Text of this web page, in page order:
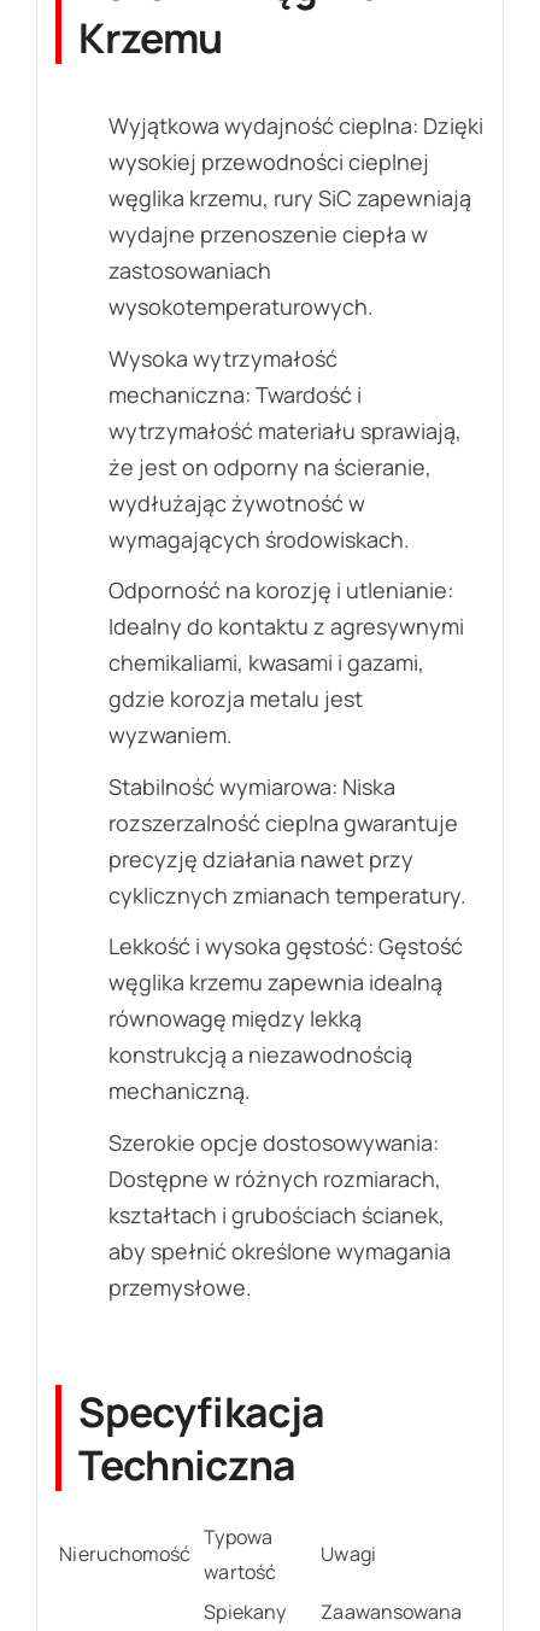
Krzemu
Wyjątkowa wydajność cieplna: Dzięki
wysokiej przewodności cieplnej
węglika krzemu, rury SiC zapewniają
wydajne przenoszenie ciepła w
zastosowaniach
wysokotemperaturowych.
Wysoka wytrzymałość
mechaniczna: Twardość i
wytrzymałość materiału sprawiają,
że jest on odporny na ścieranie,
wydłużając żywotność w
wymagających środowiskach.
Odporność na korozję i utlenianie:
Idealny do kontaktu z agresywnymi
chemikaliami, kwasami i gazami,
gdzie korozja metalu jest
wyzwaniem.
Stabilność wymiarowa: Niska
rozszerzalność cieplna gwarantuje
precyzję działania nawet przy
cyklicznych zmianach temperatury.
Lekkość i wysoka gęstość: Gęstość
węglika krzemu zapewnia idealną
równowagę między lekką
konstrukcją a niezawodnością
mechaniczną.
Szerokie opcje dostosowywania:
Dostępne w różnych rozmiarach,
kształtach i grubościach ścianek,
aby spełnić określone wymagania
przemysłowe.
Specyfikacja
Techniczna
Nieruchomość
Typowa
wartość
Uwagi
Spiekany
Zaawansowana